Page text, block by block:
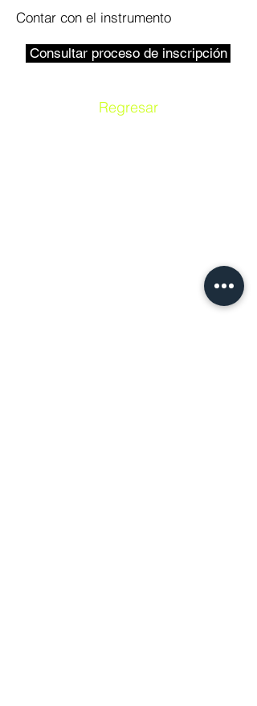
Contar con el instrumento
Consultar proceso de inscripción
Regresar